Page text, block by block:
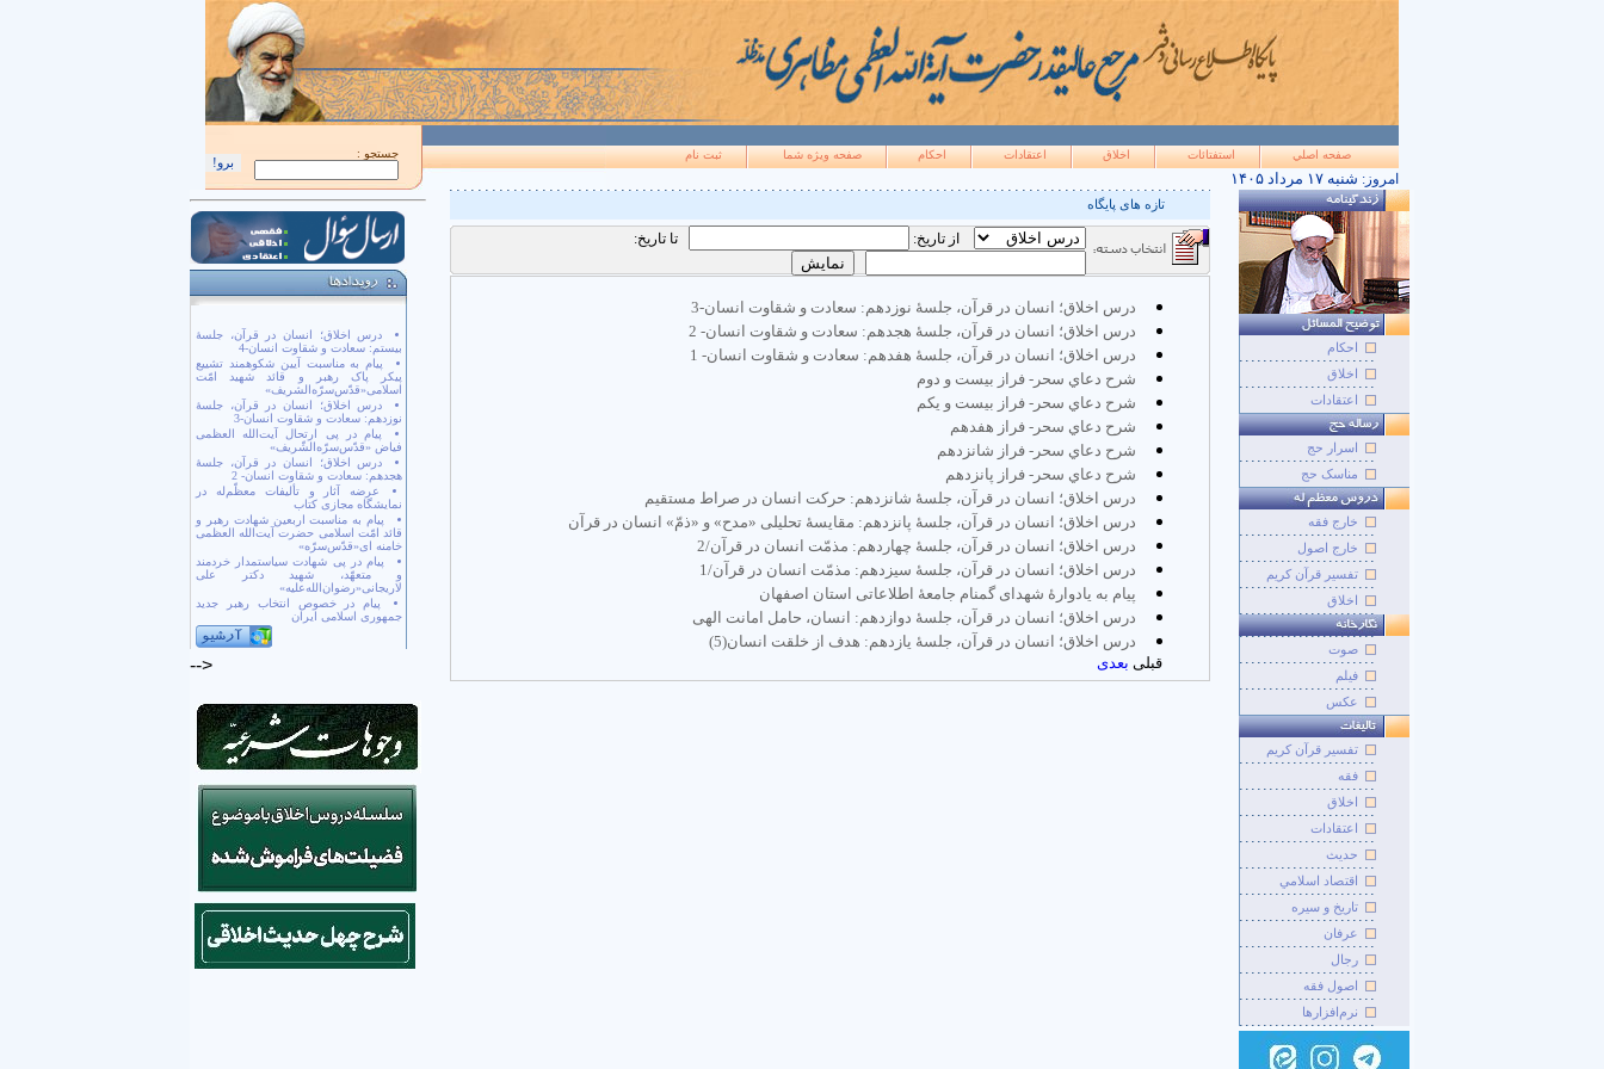
جستجو : صفحه اصلي استفتائات اخلاق اعتقادات احکام صفحه ويژه شما ثبت نام
امروز: ۱۴۰۵ شنبه ۱۷ مرداد
درس اخلاق؛ انسان در قرآن، جلسۀ
بیستم: سعادت و شقاوت انسان-4
پیام به مناسبت آیین شکوهمند تشییع
پیکر پاک رهبر و قائد شهید امّت
اسلامی«قدّس‌سرّه‌الشریف»
درس اخلاق؛ انسان در قرآن، جلسۀ
نوزدهم: سعادت و شقاوت انسان-3
پیام در پی ارتحال آیت‌الله العظمی
فیاض «قدّس‌سرّه‌الشّریف»
درس اخلاق؛ انسان در قرآن، جلسۀ
هجدهم: سعادت و شقاوت انسان- 2
عرضه آثار و تألیفات معظّم‌له در
نمایشگاه مجازی کتاب
پیام به مناسبت اربعین شهادت رهبر و
قائد امّت اسلامی حضرت آیت‌الله العظمی
خامنه ای«قدّس‌سرّه»
پیام در پی شهادت سیاستمدار خردمند
و متعهّد، شهید دکتر علی
لاریجانی«رضوان‌الله‌علیه»
پیام در خصوص انتخاب رهبر جدید
جمهوری اسلامی ایران
-->
تازه های پایگاه
از تاریخ: تا تاریخ:
درس اخلاق؛ انسان در قرآن، جلسۀ نوزدهم: سعادت و شقاوت انسان-3
درس اخلاق؛ انسان در قرآن، جلسۀ هجدهم: سعادت و شقاوت انسان- 2
درس اخلاق؛ انسان در قرآن، جلسۀ هفدهم: سعادت و شقاوت انسان- 1
شرح دعاي سحر- فراز بیست و دوم
شرح دعاي سحر- فراز بیست و یکم
شرح دعاي سحر- فراز هفدهم
شرح دعاي سحر- فراز شانزدهم
شرح دعاي سحر- فراز پانزدهم
درس اخلاق؛ انسان در قرآن، جلسۀ شانزدهم: حرکت انسان در صراط مستقیم
درس اخلاق؛ انسان در قرآن، جلسۀ پانزدهم: مقایسۀ تحلیلی «مدح» و «ذمّ» انسان در قرآن
درس اخلاق؛ انسان در قرآن، جلسۀ چهاردهم: مذمّت انسان در قرآن/2
درس اخلاق؛ انسان در قرآن، جلسۀ سیزدهم: مذمّت انسان در قرآن/1
پیام به یادوارۀ شهدای گمنام جامعۀ اطلاعاتی استان اصفهان
درس اخلاق؛ انسان در قرآن، جلسۀ دوازدهم: انسان، حامل امانت الهی
درس اخلاق؛ انسان در قرآن، جلسۀ یازدهم: هدف از خلقت انسان(5)
قبلی بعدی
احکام
اخلاق
اعتقادات
اسرار حج
مناسک حج
خارج فقه
خارج اصول
تفسیر قرآن کریم
اخلاق
صوت
فيلم
عکس
تفسير قرآن کريم
فقه
اخلاق
اعتقادات
حديث
اقتصاد اسلامي
تاريخ و سيره
عرفان
رجال
اصول فقه
نرم‌افزارها